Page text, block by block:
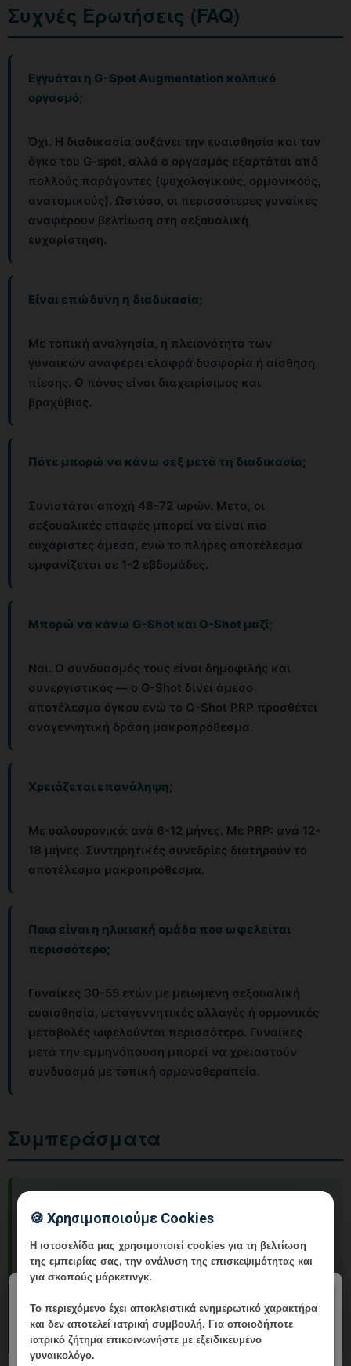
Συχνές Ερωτήσεις (FAQ)
Εγγυάται η G-Spot Augmentation κολπικό
οργασμό;
Όχι. Η διαδικασία αυξάνει την ευαισθησία και τον
όγκο του G-spot, αλλά ο οργασμός εξαρτάται από
πολλούς παράγοντες (ψυχολογικούς, ορμονικούς,
ανατομικούς). Ωστόσο, οι περισσότερες γυναίκες
αναφέρουν βελτίωση στη σεξουαλική
ευχαρίστηση.
Είναι επώδυνη η διαδικασία;
Με τοπική αναλγησία, η πλειονότητα των
γυναικών αναφέρει ελαφρά δυσφορία ή αίσθηση
πίεσης. Ο πόνος είναι διαχειρίσιμος και
βραχύβιος.
Πότε μπορώ να κάνω σεξ μετά τη διαδικασία;
Συνιστάται αποχή 48-72 ωρών. Μετά, οι
σεξουαλικές επαφές μπορεί να είναι πιο
ευχάριστες άμεσα, ενώ το πλήρες αποτέλεσμα
εμφανίζεται σε 1-2 εβδομάδες.
Μπορώ να κάνω G-Shot και O-Shot μαζί;
Ναι. Ο συνδυασμός τους είναι δημοφιλής και
συνεργιστικός — ο G-Shot δίνει άμεσο
αποτέλεσμα όγκου ενώ το O-Shot PRP προσθέτει
αναγεννητική δράση μακροπρόθεσμα.
Χρειάζεται επανάληψη;
Με υαλουρονικό: ανά 6-12 μήνες. Με PRP: ανά 12-
18 μήνες. Συντηρητικές συνεδρίες διατηρούν το
αποτέλεσμα μακροπρόθεσμα.
Ποια είναι η ηλικιακή ομάδα που ωφελείται
περισσότερο;
Γυναίκες 30-55 ετών με μειωμένη σεξουαλική
ευαισθησία, μεταγεννητικές αλλαγές ή ορμονικές
μεταβολές ωφελούνται περισσότερο. Γυναίκες
μετά την εμμηνόπαυση μπορεί να χρειαστούν
συνδυασμό με τοπική ορμονοθεραπεία.
Συμπεράσματα
και ελάχιστα επεμβατική επιλογή για γυναίκες
που επιθυμούν βελτίωση της κολπικής
σεξουαλικής ευαισθησίας. Η σωστή εκτίμηση από
εξειδικευμένο γυναικολόγο αισθητικής ιατρικής
μεθόδου και την επίτευξη ρεαλιστικών
αποτελεσμάτων.
🍪 Χρησιμοποιούμε Cookies
Η ιστοσελίδα μας χρησιμοποιεί cookies για τη βελτίωση
της εμπειρίας σας, την ανάλυση της επισκεψιμότητας και
για σκοπούς μάρκετινγκ.
Το περιεχόμενο έχειαποκλειστικά ενημερωτικό χαρακτήρα
και δεν αποτελεί ιατρική συμβουλή. Για οποιοδήποτε
ιατρικό ζήτημα επικοινωνήστε με εξειδικευμένο
γυναικολόγο.